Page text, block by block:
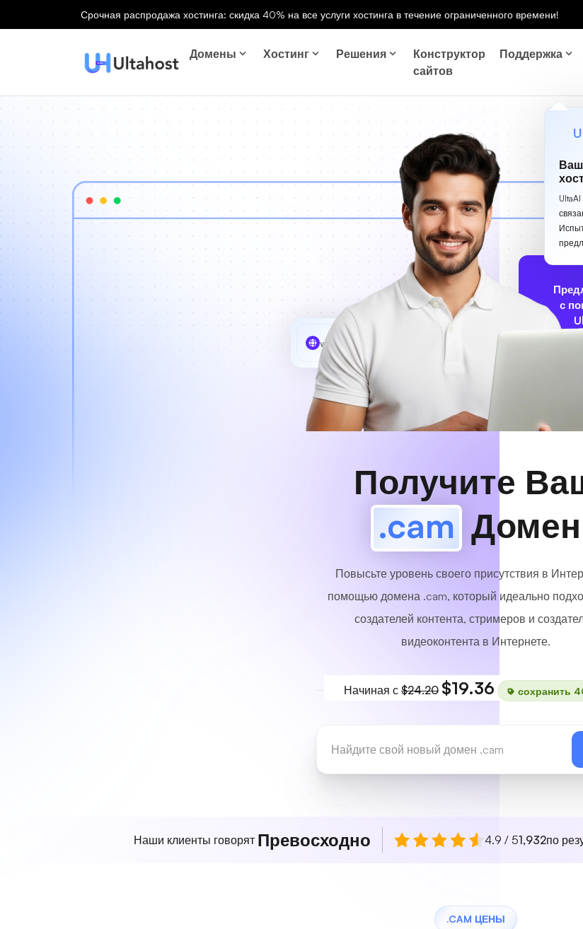
Срочная распродажа хостинга: скидка 40% на все услуги хостинга в течение ограниченного времени!
Домены Хостинг Решения
Конструктор
сайтов
Поддержка
Ваш
с
www MyCafe
Получите
.cam Домен
Повысьте уровень своего присутствия в
помощью домена .cam, который идеально
создателей контента, стримеров и
видеоконтента в Интернете.
Начиная с $24.20 $19.36 сохранить
Наши клиенты говорят Превосходно 4.9 / 51,932по
.CAM ЦЕНЫ